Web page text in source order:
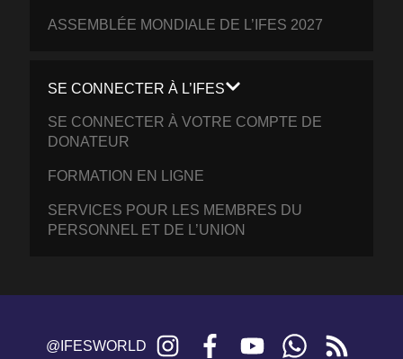
ASSEMBLÉE MONDIALE DE L’IFES 2027
SE CONNECTER À L’IFES
SE CONNECTER À VOTRE COMPTE DE
DONATEUR
FORMATION EN LIGNE
SERVICES POUR LES MEMBRES DU
PERSONNEL ET DE L’UNION
@IFESWORLD Instagram FacebookYouTubeWhatsApp